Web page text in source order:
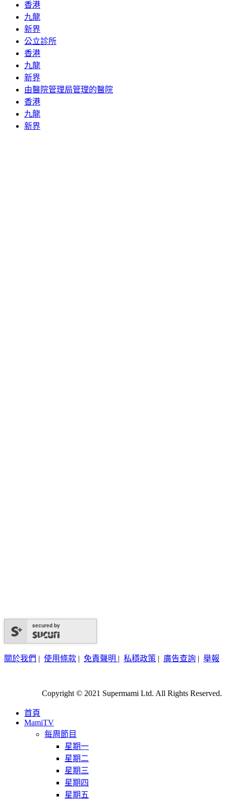
香港
九龍
新界
公立診所
香港
九龍
新界
由醫院管理局管理的醫院
香港
九龍
新界
secured by
關於我們 | 使用條款 | 免責聲明 | 私穩政策 | 廣告查詢 | 舉報
Copyright © 2021 Supermami Ltd. All Rights Reserved.
首頁
MamiTV
每周節目
星期一
星期二
星期三
星期四
星期五